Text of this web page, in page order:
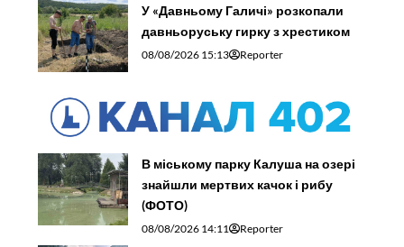
У «Давньому Галичі» розкопали
давньоруську гирку з хрестиком
08/08/2026 15:13 Reporter
В міському парку Калуша на озері
знайшли мертвих качок і рибу
(ФОТО)
08/08/2026 14:11 Reporter